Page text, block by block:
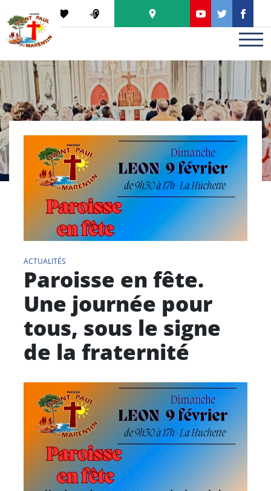
PODCAST
ACTUALITÉS
Paroisse en fête.
Une journée pour
tous, sous le signe
de la fraternité
Panneau de gestion des cookies